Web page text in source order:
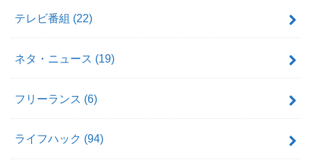
テレビ番組 (22)
ネタ・ニュース (19)
フリーランス (6)
ライフハック (94)